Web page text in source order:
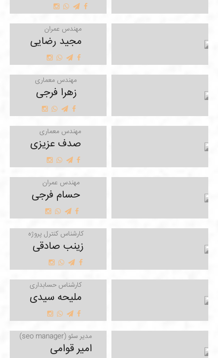
مهندس عمران
مجید رضایی
مهندس معماری
زهرا فرجی
مهندس معماری
صدف عزیزی
مهندس عمران
حسام فرجی
کارشناس کنترل پروژه
زینب صادقی
کارشناس حسابداری
ملیحه سیدی
مدیر سئو (seo manager)
امیر قوامی